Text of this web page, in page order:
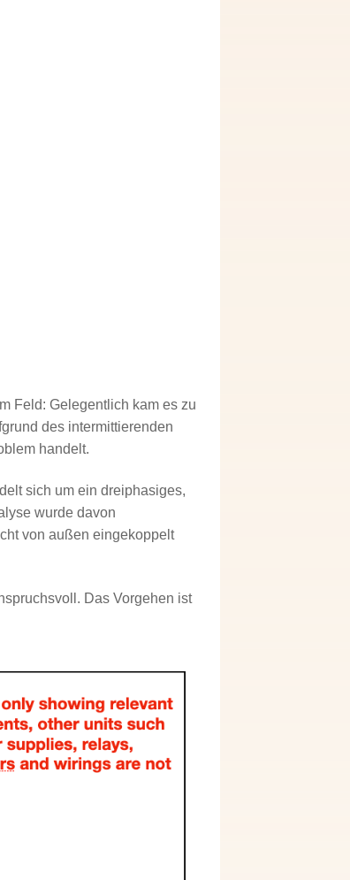
Feld: Gelegentlich kam es zu
des intermittierenden
handelt.
sich um ein dreiphasiges,
wurde davon
von außen eingekoppelt
Das Vorgehen ist